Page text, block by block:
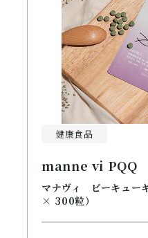
健康食品
manne vi PQQ
マナヴィ ピーキュー
× 300粒）